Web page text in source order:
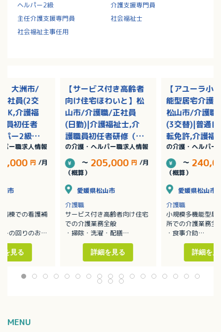
ヘルパー2級
介護支援専門員
主任介護支援専門員
社会福祉士
社会福祉主事任用
【サービス付き高齢者
向け住宅ほわいと】松
山市/介護職/正社員
(日勤)|介護福祉士,介
護職員初任者研修（ヘ
ルパー2級）,介護職員
実務者研修（ヘルパー
1級）/完全週休二日
の介護・ヘルパー職求人情報
～ 205,000 円 /月
（概算）
愛媛県松山市
介護職
サービス付き高齢者向け住宅
での介護業務全般
・掃除・洗濯・配膳
・朝・夕の食事時の手助け
・介護度の重い利用者への身
体的介護
※利用者の多くは日中デイサ
詳細を見る
【アユーラ小
能型居宅介護
松山市/介護職
(3交替)|普通自
転免許,介護福
護職員初任者
ルパー2級）,
実務者研修（
1級）/完全週
の介護・ヘルパー
～
（概算）
愛媛県松山市
介護職
小規模多機能型居
所での介護業務全
・食事介助
・入浴介助
・排泄介助
・レクリエーシ
詳細を見
】大洲市/
社員(2交
介護福
員初任者
ー2級）,
務者研修
1級）/完全
ー職求人情報
円 /月
市
病棟での看護補
の回りのお世
ポートに従事
ます。
を見る
MENU